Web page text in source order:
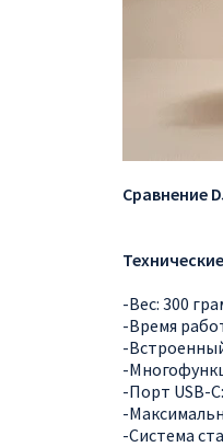
Сравнение
-Вес: 300
-Время
-
-
-Порт USB-
-
-Система